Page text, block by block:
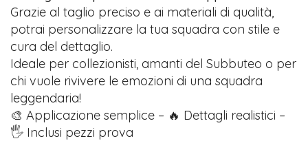
Grazie al taglio preciso e ai materiali di qualità,
potrai personalizzare la tua squadra con stile e
cura del dettaglio.
Ideale per collezionisti, amanti del Subbuteo o per
chi vuole rivivere le emozioni di una squadra
leggendaria!
🎨 Applicazione semplice – 🔥 Dettagli realistici –
🖐️ Inclusi pezzi prova